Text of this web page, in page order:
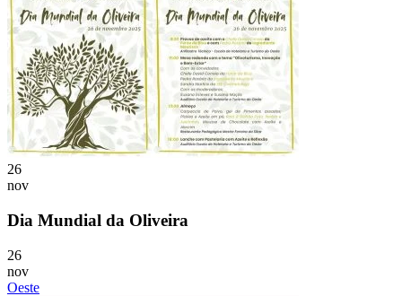
26
nov
Dia Mundial da Oliveira
26
nov
Oeste